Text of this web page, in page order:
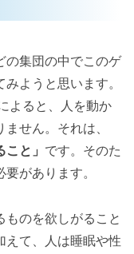
の集団の中でこのゲ
ようと思います。
よると、人を動か
せん。それは、
と」 です。そのた
があります。
ものを欲しがること
えて、人は睡眠や性